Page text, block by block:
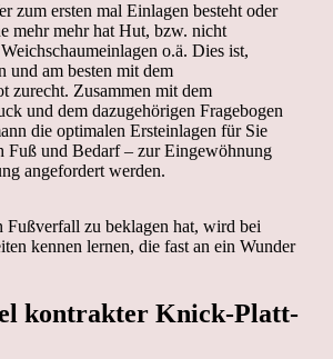
zum ersten mal Einlagen besteht oder
mehr mehr hat Hut, bzw. nicht
o.ä. Dies ist,
und am besten mit dem
zurecht. Zusammen mit dem
und dem dazugehörigen Fragebogen
die optimalen Ersteinlagen für Sie
Fuß und Bedarf – zur Eingewöhnung
angefordert werden.
Fußverfall zu beklagen hat, wird bei
kennen lernen, die fast an ein Wunder
kontrakter Knick-Platt-